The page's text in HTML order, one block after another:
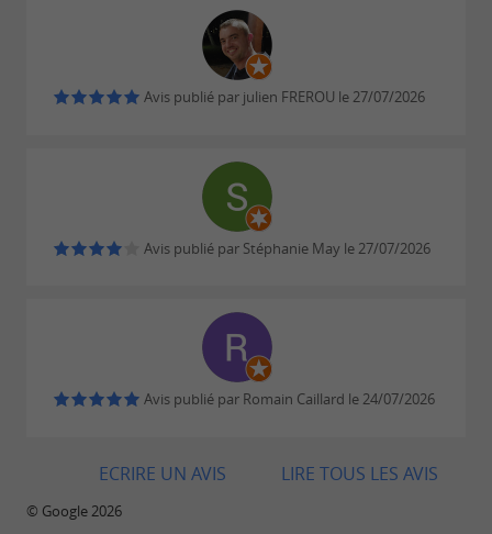
du terroir charentais-maritime.
Planet Exotica
, jardin botanique et
zoologique au coeur de Royan
Le zoo de la Palmyre, l’un des plus grands
Les forêts de la Coubre
belles randonnées pédestres ou à vélo.
Les îles de l’estuaire de la Girondesont à
Avis publié par julien FREROU le 27/07/2026
Avis publié par Stéphanie May le 27/07/2026
Avis publié par Romain Caillard le 24/07/2026
LIRE TOUS LES AVIS
ECRIRE UN AVIS
© Google 2026